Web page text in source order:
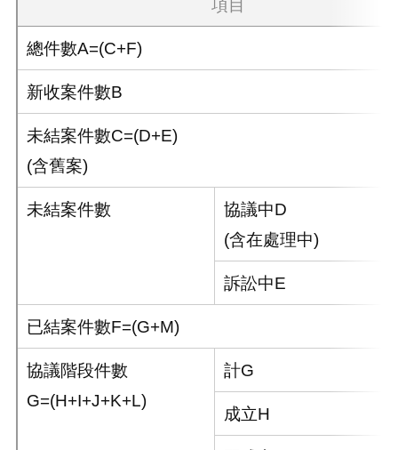
項目
總件數A=(C+F)
新收案件數B
未結案件數C=(D+E)
(含舊案)
未結案件數
協議中D
(含在處理中)
訴訟中E
已結案件數F=(G+M)
協議階段件數
G=(H+I+J+K+L)
計G
成立H